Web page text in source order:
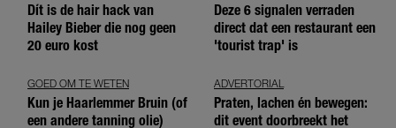
Dít is de hair hack van
Hailey Bieber die nog geen
20 euro kost
Deze 6 signalen verraden
direct dat een restaurant een
'tourist trap' is
GOED OM TE WETEN
Kun je Haarlemmer Bruin (of
een andere tanning olie)
ADVERTORIAL
Praten, lachen én bewegen:
dit event doorbreekt het